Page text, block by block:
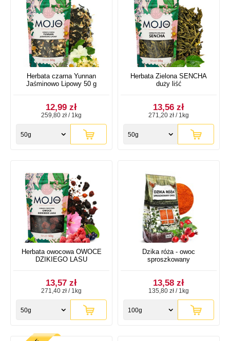
Herbata czarna Yunnan
Jaśminowo Lipowy 50 g
12,99 zł
259,80 zł / 1kg
50g
Herbata Zielona SENCHA
duży liść
13,56 zł
271,20 zł / 1kg
50g
Herbata owocowa OWOCE
DZIKIEGO LASU
13,57 zł
271,40 zł / 1kg
50g
Dzika róża - owoc
sproszkowany
13,58 zł
135,80 zł / 1kg
100g